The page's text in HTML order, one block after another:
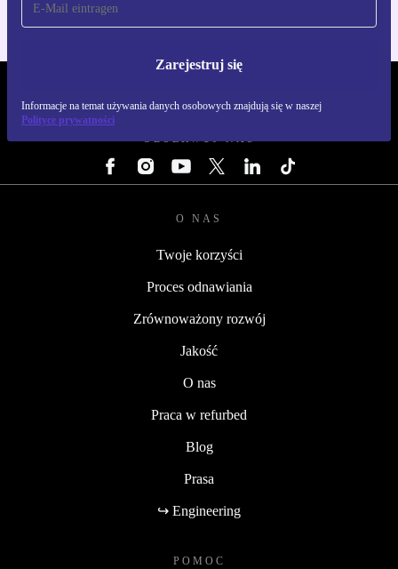
Zarejestruj się
Informacje na temat używania danych osobowych znajdują się w naszej
Polityce prywatności
OBSERWUJ NAS
O NAS
Twoje korzyści
Proces odnawiania
Zrównoważony rozwój
Jakość
O nas
Praca w refurbed
Blog
Prasa
↪ Engineering
POMOC